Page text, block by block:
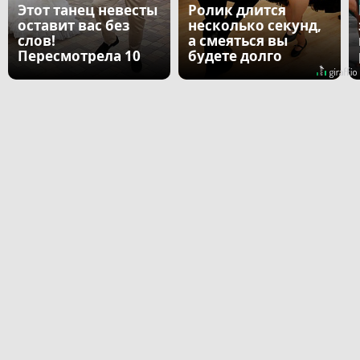
Этот танец невесты
оставит вас без
слов!
Пересмотрела 10
Ролик длится
несколько секунд,
а смеяться вы
будете долго